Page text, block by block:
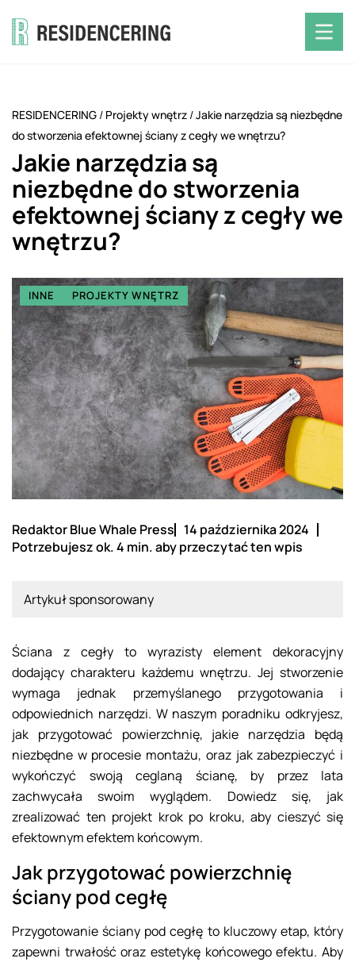
RESIDENCERING / Projekty wnętrz /Jakie narzędzia są niezbędne
do stworzenia efektownej ściany z cegły we wnętrzu?
Jakie narzędzia są
niezbędne do stworzenia
efektownej ściany z cegły we
wnętrzu?
INNE PROJEKTY WNĘTRZ
Redaktor Blue Whale Press
14 października 2024
Potrzebujesz ok. 4 min. aby przeczytać ten wpis
Artykuł sponsorowany
Ściana z cegły to wyrazisty element dekoracyjny
dodający charakteru każdemu wnętrzu. Jej stworzenie
wymaga jednak przemyślanego przygotowania i
odpowiednich narzędzi. W naszym poradniku odkryjesz,
jak przygotować powierzchnię, jakie narzędzia będą
niezbędne w procesie montażu, oraz jak zabezpieczyć i
wykończyć swoją ceglaną ścianę, by przez lata
zachwycała swoim wyglądem. Dowiedz się, jak
zrealizować ten projekt krok po kroku, aby cieszyć się
efektownym efektem końcowym.
Jak przygotować powierzchnię
ściany pod cegłę
Przygotowanie ściany pod cegłę to kluczowy etap, który
zapewni trwałość oraz estetykę końcowego efektu. Aby